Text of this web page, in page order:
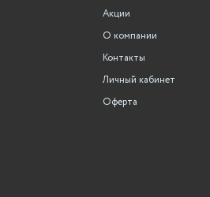
Акции
О компании
Контакты
Личный кабинет
Оферта